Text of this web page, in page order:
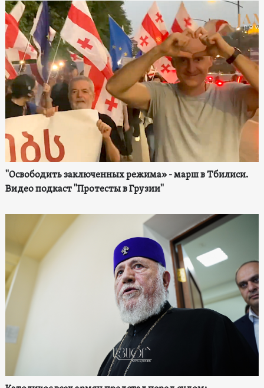
"Освободить заключенных режима» - марш в Тбилиси.
Видео подкаст "Протесты в Грузии"